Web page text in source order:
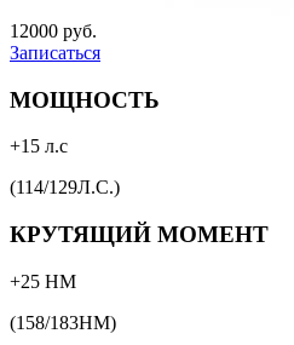
12000 руб.
Записаться
МОЩНОСТЬ
+15 л.с
(114/129Л.С.)
КРУТЯЩИЙ МОМЕНТ
+25 НМ
(158/183НМ)